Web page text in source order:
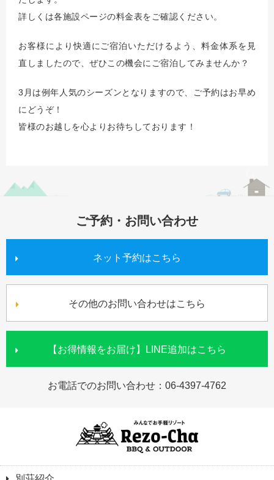
詳しくは各施設ページの料金表をご確認ください。
お客様により快適にご宿泊いただけるよう、料金体系を見
直しましたので、ぜひこの機会にご宿泊してみませんか？
3月は例年人気のシーズンとなりますので、ご予約はお早め
にどうぞ！
皆様のお越しを心よりお待ちしております！
ご予約・お問い合わせ
ネット予約はこちら
その他のお問い合わせはこちら
【お得情報をお届け】LINE追加はこちら
お電話でのお問い合わせ： 06-4397-4762